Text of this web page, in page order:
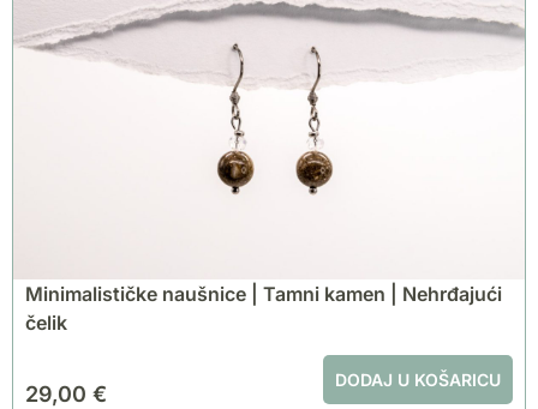
Minimalističke naušnice | Tamni kamen | Nehrđajući
čelik
29,00 €
DODAJ U KOŠARICU